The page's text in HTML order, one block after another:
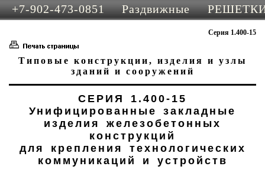
+7-902-473-0851 Раздвижные
надежная элегантная защита окон и
цене
Серия 1.400-15
Типовые конструкции, изделия и узлы
зданий и сооружений
СЕРИЯ 1.400-15
Унифицированные закладные
изделия железобетонных
конструкций
для крепления технологических
коммуникаций и устройств